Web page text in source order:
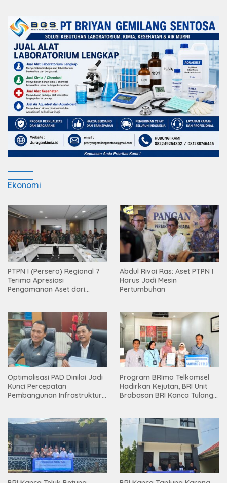
Ekonomi
PTPN I (Persero) Regional 7
Terima Apresiasi
Pengamanan Aset dari
Abdul Rivai Ras: Aset PTPN I
Harus Jadi Mesin
Pertumbuhan
Optimalisasi PAD Dinilai Jadi
Kunci Percepatan
Pembangunan Infrastruktur
Program BRImo Telkomsel
Hadirkan Kejutan, BRI Unit
Brabasan BRI Kanca Tulang
Mesuji